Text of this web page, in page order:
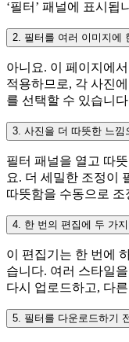
‘필터’ 패널에 표시됩
2 필터를 여러 이미지에
아니요. 이 페이지에
적용하므로, 각 사진
를 선택할 수 있습니
3 사진을 더 따뜻한 느
필터 패널을 열고 따
요. 더 세밀한 조정이
따뜻함을 수동으로 조
4 한 번의 편집에 두 가
이 편집기는 한 번에
습니다. 여러 스타일
다시 업로드하고, 다
5 필터를 다운로드하기